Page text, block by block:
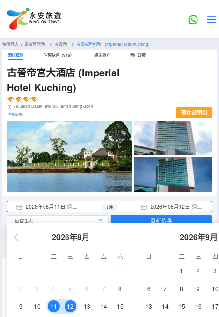
特價酒店 > 馬來西亞酒店 > 古晉酒店 > 古晉帝宮大酒店(Imperial Hotel Kuching)
酒店概览 住客點評（946） 設施簡介 酒店政策
古晉帝宮大酒店 (Imperial
Hotel Kuching)
76, Jalan Datuk Tawi Sli, Taman Seng Goon
全部設施> 現在就預訂
2026年08月11日 週二 2026年08月12日 週三
1 晚
2026年8月
日 一 二 三 四 五
六
1
2 3 4 5 6 7 8
9 10 11 12 13 14 15
2026年9月
日 一 二 三
四
1
2 3
6 7 8 9 10
13 14 15 16 17
重新搜尋
空調